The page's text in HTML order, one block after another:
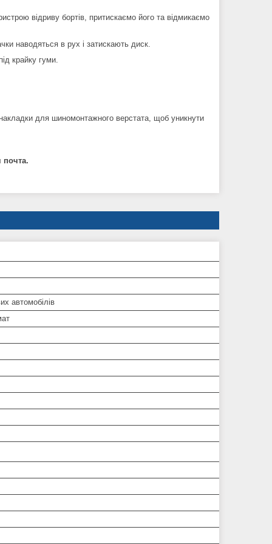
відриву бортів, притискаємо його та відмикаємо
наводяться в рух і затискають диск.
крайку гуми.
для шиномонтажного верстата, щоб уникнути
почта.
автомобілів